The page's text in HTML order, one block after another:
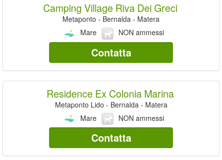
Camping Village Riva Dei Greci
Metaponto - Bernalda - Matera
Mare
NON ammessi
Contatta
Residence Ex Colonia Marina
Metaponto Lido - Bernalda - Matera
Mare
NON ammessi
Contatta